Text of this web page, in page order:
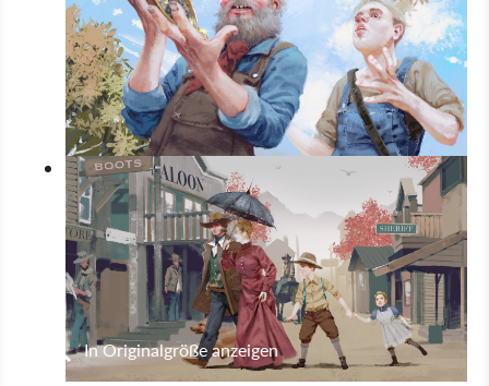
In Originalgröße anzeigen